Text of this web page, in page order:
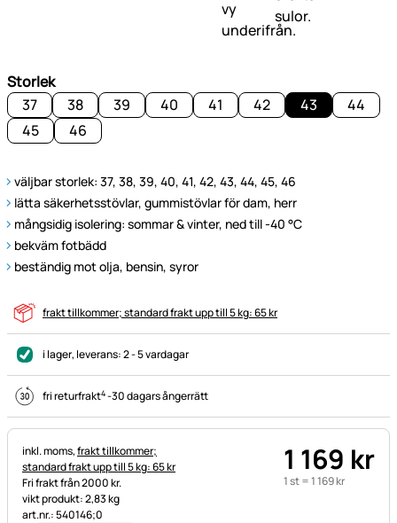
Storlek
37
38 39 40 41 42 43
44
45
46
väljbar storlek: 37, 38, 39, 40, 41, 42, 43, 44, 45, 46
lätta säkerhetsstövlar, gummistövlar för dam, herr
mångsidig isolering: sommar & vinter, ned till -40 °C
bekväm fotbädd
beständig mot olja, bensin, syror
frakt tillkommer; standard frakt upp till 5 kg: 65 kr
i lager, leverans:2 - 5 vardagar
fri returfrakt4-30 dagars ångerrätt
Skatteinformation:
inkl. moms,frakt tillkommer;
standard frakt upp till 5 kg: 65 kr
Fri frakt från 2000 kr.
vikt produkt: 2,83 kg
art.nr.: 540146;0
1 169 kr
1 st =1 169kr